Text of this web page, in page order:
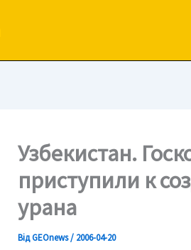
Узбекистан.
приступили к
урана
ВідGEOnews/ 2006-04-20